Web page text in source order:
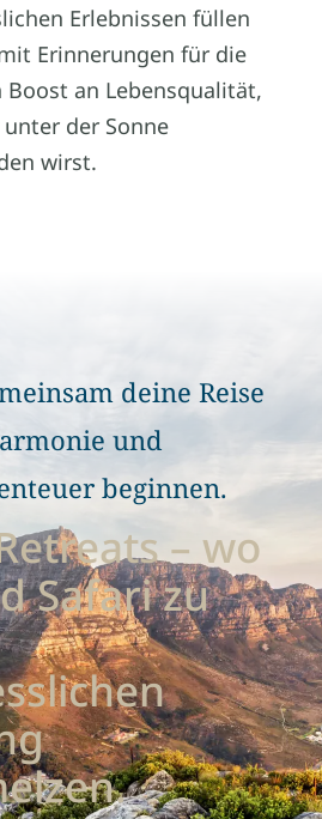
Erlebnissen füllen
Erinnerungen für die
Boost an Lebensqualität,
der Sonne
wirst.
deine Reise
und
beginnen.
– wo
Safari zu